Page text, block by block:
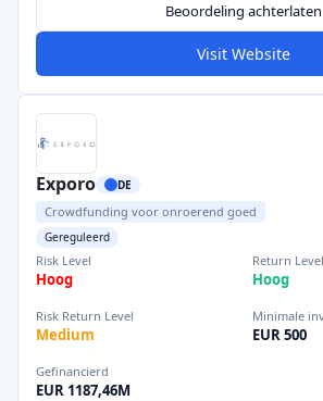
Beoordeling achterlaten
Visit Website
Exporo DE
Crowdfunding voor onroerend goed
Gereguleerd
Risk Level
Hoog
Return Level
Hoog
Risk Return Level
Medium
Minimale
EUR 500
Gefinancierd
EUR 1187,46M